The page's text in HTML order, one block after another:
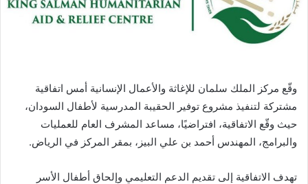
وقّع مركز الملك سلمان للإغاثة والأعمال الإنسانية أمس اتفاقية
مشتركة لتنفيذ مشروع توفير الحقيبة المدرسية لأطفال السودان،
حيث وقّع الاتفاقية، افتراضيًا، مساعد المشرف العام للعمليات
والبرامج، المهندس أحمد بن علي البيز، بمقر المركز في الرياض.
تهدف الاتفاقية إلى تقديم الدعم التعليمي وإلحاق أطفال الأسر